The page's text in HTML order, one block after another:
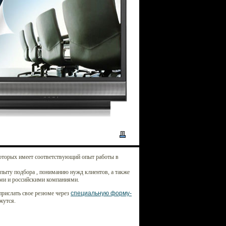
имеет соответствующий опыт работы в
подбора , пониманию нужд клиентов, а также
и российскими компаниями.
свое резюме через специальную форму-